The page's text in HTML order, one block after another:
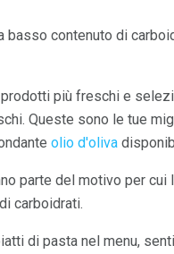
contenuto di
più freschi e
Queste sono le tue
olio d'oliva
parte del motivo per cui
carboidrati.
di pasta nel menu,